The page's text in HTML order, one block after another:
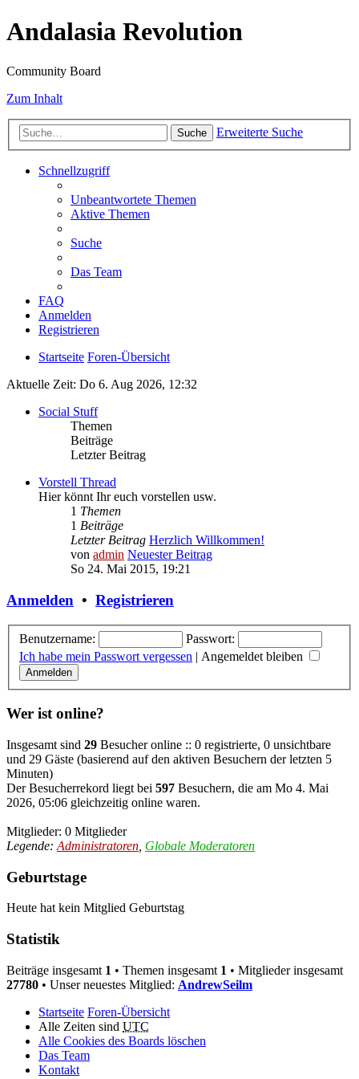
Andalasia Revolution
Community Board
Zum Inhalt
Suche Erweiterte Suche
Schnellzugriff
Unbeantwortete Themen
Aktive Themen
Suche
Das Team
FAQ
Anmelden
Registrieren
Startseite Foren-Übersicht
Aktuelle Zeit: Do 6. Aug 2026, 12:32
Social Stuff
Themen
Beiträge
Letzter Beitrag
Vorstell Thread
Hier könnt Ihr euch vorstellen usw.
1 Themen
1 Beiträge
Letzter Beitrag Herzlich Willkommen!
von admin Neuester Beitrag
So 24. Mai 2015, 19:21
Anmelden • Registrieren
Benutzername:
Passwort:
Ich habe mein Passwort vergessen | Angemeldet bleiben
Wer ist online?
Insgesamt sind 29 Besucher online :: 0 registrierte, 0 unsichtbare
und 29 Gäste (basierend auf den aktiven Besuchern der letzten 5
Minuten)
Der Besucherrekord liegt bei 597 Besuchern, die am Mo 4. Mai
2026, 05:06 gleichzeitig online waren.
Mitglieder: 0 Mitglieder
Legende: Administratoren Globale Moderatoren
Geburtstage
Heute hat kein Mitglied Geburtstag
Statistik
Beiträge insgesamt 1 • Themen insgesamt 1 • Mitglieder insgesamt
27780 • Unser neuestes Mitglied: AndrewSeilm
Startseite Foren-Übersicht
Alle Zeiten sind UTC
Alle Cookies des Boards löschen
Das Team
Kontakt